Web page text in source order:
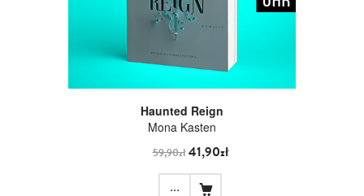
Haunted Reign
Mona Kasten
59,90zł41,90zł
...